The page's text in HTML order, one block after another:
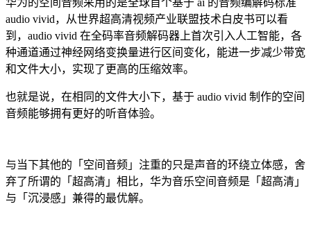
audio vivid，从世界超高清视频产业联盟技术白皮书可以看
到，audio vivid 在全码率音频解码器上首次引入人工智能，各
种通道通过神经网络变换量进行区间变化，能进一步减少带宽
和文件大小，实现了更高的压缩效率。
也就是说，在相同的文件大小下，基于 audio vivid 制作的空间
音频能够拥有更好的听音体验。
与当下其他的「空间音频」注重的只是声音的环绕立体感，舍
弃了所谓的「超高清」相比，华为音乐空间音频是「超高清」
与「沉浸感」兼得的最优解。